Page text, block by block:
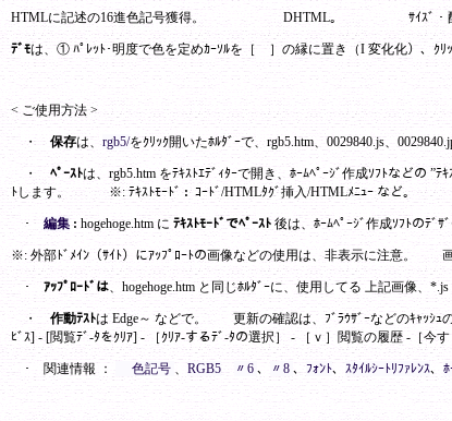
HTMLに記述の16進色記号獲得。 DHTML。 ｻｲｽﾞ・配
ﾃﾞﾓは、① ﾊﾟﾚｯﾄ･明度で色を定めｶｰｿﾙを［ ］の縁に置き（I 変化化）
< ご使用方法 >
・保存は、rgb5/をｸﾘｯｸ開いたﾎﾙﾀﾞｰで、rgb5.htm、0029840.js、
・ ﾍﾟｰｽﾄは、rgb5.htm をﾃｷｽﾄｴﾃﾞｨﾀｰで開き、ﾎｰﾑﾍﾟｰｼﾞ作成ｿﾌﾄなどの ”ﾃ
ﾄします。 ※: ﾃｷｽﾄﾓｰﾄﾞ : ｺｰﾄﾞ/HTMLﾀｸﾞ挿入/HTMLﾒﾆｭｰ など。
･ 編集 : hogehoge.htm に ﾃｷｽﾄﾓｰﾄﾞでﾍﾟｰｽﾄ 後は、ﾎｰﾑﾍﾟｰｼﾞ作成ｿﾌﾄのﾃﾞｻ
※: 外部ﾄﾞﾒｲﾝ（ｻｲﾄ）にｱｯﾌﾟﾛｰﾄの画像などの使用は、非表示に注意。
･ ｱｯﾌﾟﾛｰﾄﾞは、hogehoge.htm と同じﾎﾙﾀﾞｰに、使用してる 上記画像、
・作動ﾃｽﾄは Edge～ などで。 更新の確認は、ﾌﾞﾗｳｻﾞｰなどのｷｬｯｼ
ﾋﾞｽ] - [閲覧ﾃﾞ-ﾀをｸﾘｱ] - ［ｸﾘｱ-するﾃﾞ-ﾀの選択］ - ［ｖ］閲覧の履歴 -［
･ 関連情報 ： 色記号 、 RGB5 〃6 、 〃8 、 ﾌｫﾝﾄ、 ｽﾀｲﾙｼｰﾄﾘﾌｧﾚﾝｽ、